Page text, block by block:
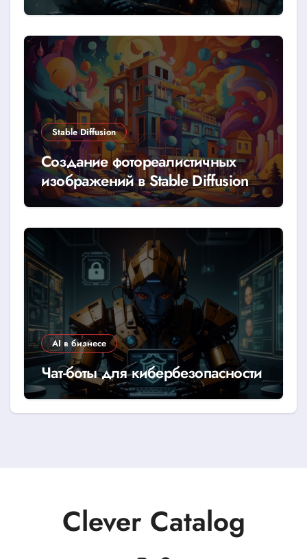
Stable Diffusion
Создание фотореалистичных
изображений в Stable Diffusion
AI в бизнесе
Чат-боты для кибербезопасности
Clever Catalog